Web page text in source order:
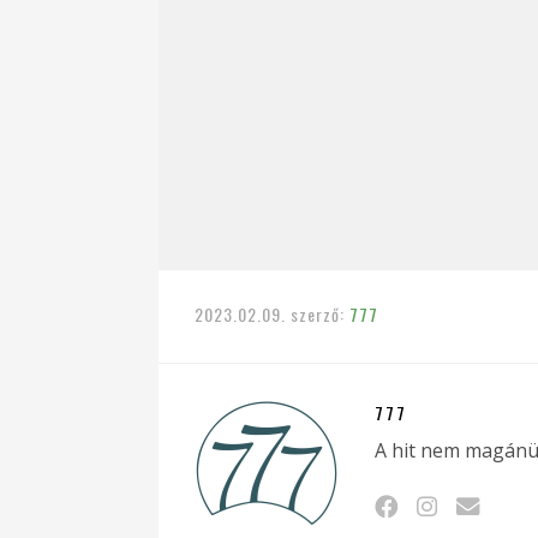
2023.02.09. szerző: 777
777
A hit nem